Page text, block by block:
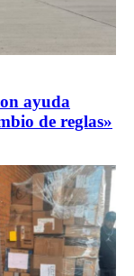
ayuda
de reglas»